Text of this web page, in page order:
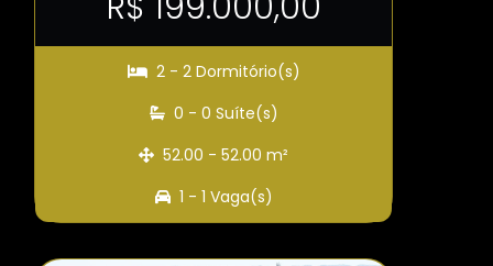
2 - 2 Dormitório(s)
0 - 0 Suíte(s)
52.00 - 52.00 m²
1 - 1 Vaga(s)